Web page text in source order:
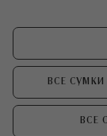
ВСЕ СУМКИ
ВСЕ